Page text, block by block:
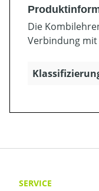
Die
Verbindung mit
SERVICE